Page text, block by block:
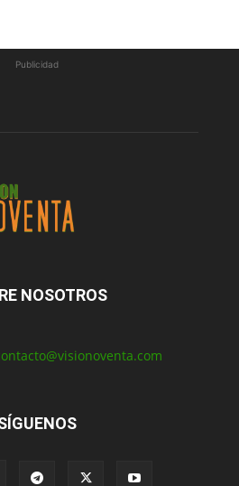
Publicidad
NOSOTROS